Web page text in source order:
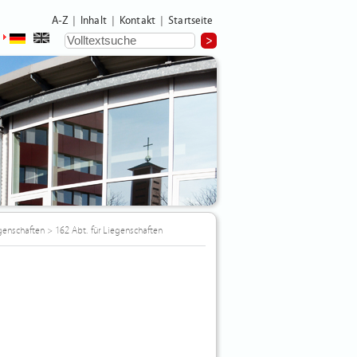
A-Z Inhalt Kontakt Startseite
> 162 Abt. für Liegenschaften